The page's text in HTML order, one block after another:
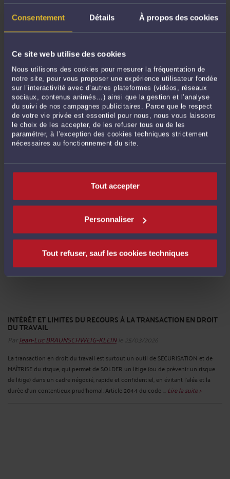
Consentement Détails À propos des cookies
Ce site web utilise des cookies
Nous utilisons des cookies pour mesurer la fréquentation de
notre site, pour vous proposer une expérience utilisateur fondée
sur l’interactivité avec d’autres plateformes (vidéos, réseaux
sociaux, contenus animés…) ainsi que la gestion et l’analyse
du suivi de nos campagnes publicitaires. Parce que le respect
de votre vie privée est essentiel pour nous, nous vous laissons
le choix de les accepter, de les refuser tous ou de les
paramétrer, à l’exception des cookies techniques strictement
nécessaires au fonctionnement du site.
Tout accepter
Personnaliser
Tout refuser, sauf les cookies techniques
QUELLES SONT LES PRÉCAUTIONS À PRENDRE POUR UN
ENTRETIEN PRÉALABLE AU LICENCIEMENT ?
ParJean-Luc BRAUNSCHWEIG-KLEINle 20/05/2026
préalable au licenciement, pour l’employeur aussi bien que pour le salarié.
Convocation et formalités L’employeur doit respecter des règles strictes pour la
convocation à l’entretien préalable, sous peine ...Lire la suite >
INTÉRÊT ET LIMITES DU RECOURS À LA TRANSACTION EN DROIT
DU TRAVAIL
Par Jean-Luc BRAUNSCHWEIG-KLEINle 25/03/2026
La transaction en droit du travail est surtout un outil de SECURISATION et de
MAÎTRISE du risque, qui permet de SOLDER un litige (ou de prévenir un risque
de litige) dans un cadre négocié, rapide et confidentiel, en évitant l’aléa et la
durée d’un contentieux prud’homal. Article 2044 du code ... Lire la suite >